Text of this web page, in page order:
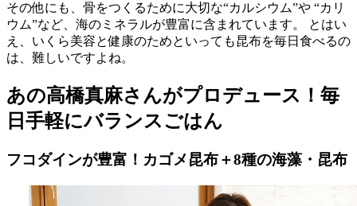
その他にも、骨をつくるために大切な“カルシウム”や “カリ
ウム”など、海のミネラルが豊富に含まれています。 とはい
え、いくら美容と健康のためといっても昆布を毎日食べるの
は、難しいですよね。
あの高橋真麻さんがプロデュース！毎
日手軽にバランスごはん
フコダインが豊富！カゴメ昆布＋8種の海藻・昆布